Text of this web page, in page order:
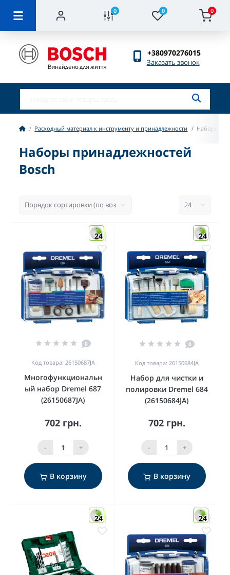
0 0 0
+380970276015
Заказать звонок
Расходный материал к инструменту и принадлежности Наборы
Наборы принадлежностей
Bosch
24
0
Код товара: 26150687JA
Многофункциональн
ый набор Dremel 687
(26150687JA)
702 грн.
- +
В корзину
24
0
Код товара: 26150684JA
Набор для чистки и
полировки Dremel 684
(26150684JA)
702 грн.
- +
В корзину
24 24